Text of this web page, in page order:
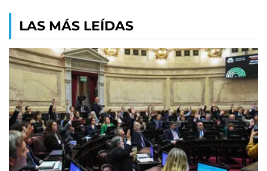
LAS MÁS LEÍDAS